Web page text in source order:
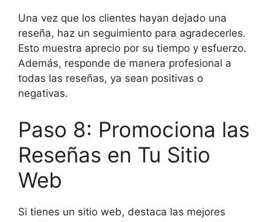
Una vez que los clientes hayan dejado una
reseña, haz un seguimiento para agradecerles.
Esto muestra aprecio por su tiempo y esfuerzo.
Además, responde de manera profesional a
todas las reseñas, ya sean positivas o
negativas.
Paso 8: Promociona las
Reseñas en Tu Sitio
Web
Si tienes un sitio web, destaca las mejores